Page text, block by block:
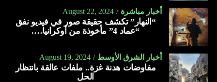
أخبار مباشرة August 22, 2024
“النهار” تكشف حقيقة صور في فيديو نفق
“عماد 4” مأخوذة من أوكرانيا….
أخبار الشرق الأوسط August 19, 2024
مفاوضات هدنة غزة.. ملفات عالقة بانتظار
الحل